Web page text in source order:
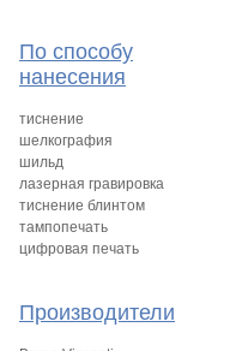
По способу
нанесения
тиснение
шелкография
шильд
лазерная гравировка
тиснение блинтом
тампопечать
цифровая печать
Производители